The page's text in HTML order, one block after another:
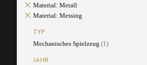
Material: Metall
Material: Messing
TYP
Mechanisches Spielzeug (1)
JAHR